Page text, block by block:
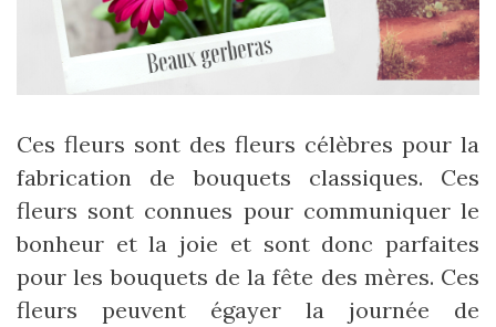
Ces fleurs sont des fleurs célèbres pour la
fabrication de bouquets classiques. Ces
fleurs sont connues pour communiquer le
bonheur et la joie et sont donc parfaites
pour les bouquets de la fête des mères. Ces
fleurs peuvent égayer la journée de